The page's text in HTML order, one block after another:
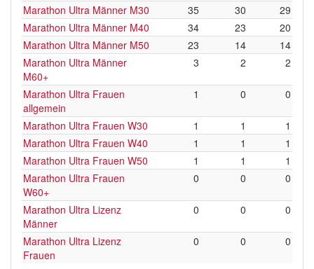
Marathon Ultra Männer M30 35 30
29
Marathon Ultra Männer M40
34 23
20
Marathon Ultra Männer M50
23 14
14
Marathon Ultra Männer
M60+
3 2 2
Marathon Ultra Frauen
allgemein
1 0 0
Marathon Ultra Frauen W30 1 1
1
Marathon Ultra Frauen W40
1 1
1
Marathon Ultra Frauen W50
1 1
1
Marathon Ultra Frauen
W60+
0 0 0
Marathon Ultra Lizenz
Männer
0 0 0
Marathon Ultra Lizenz
Frauen
0 0 0